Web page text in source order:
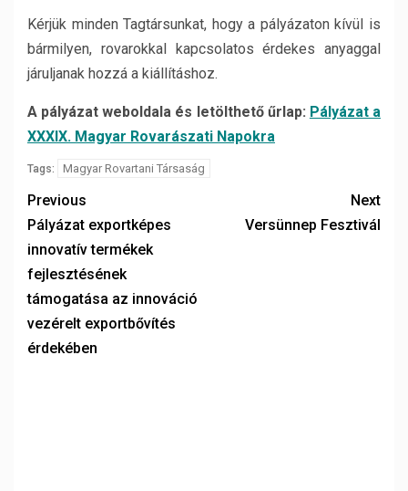
Kérjük minden Tagtársunkat, hogy a pályázaton kívül is
bármilyen, rovarokkal kapcsolatos érdekes anyaggal
járuljanak hozzá a kiállításhoz.
A pályázat weboldala és letölthető űrlap: Pályázat a
XXXIX. Magyar Rovarászati Napokra
Tags: Magyar Rovartani Társaság
Previous
Pályázat exportképes
innovatív termékek
fejlesztésének
támogatása az innováció
vezérelt exportbővítés
érdekében
Next
Versünnep Fesztivál